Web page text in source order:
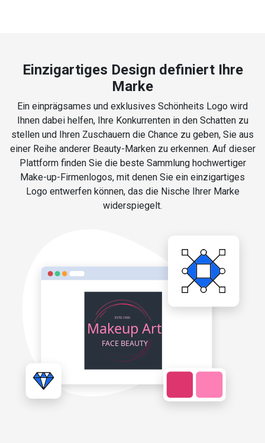
Einzigartiges Design definiert Ihre
Marke
Ein einprägsames und exklusives Schönheits Logo wird
Ihnen dabei helfen, Ihre Konkurrenten in den Schatten zu
stellen und Ihren Zuschauern die Chance zu geben, Sie aus
einer Reihe anderer Beauty-Marken zu erkennen. Auf dieser
Plattform finden Sie die beste Sammlung hochwertiger
Make-up-Firmenlogos, mit denen Sie ein einzigartiges
Logo entwerfen können, das die Nische Ihrer Marke
widerspiegelt.